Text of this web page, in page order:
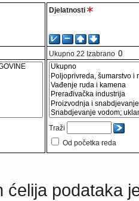
Djelatnosti
Ukupno 22 Izabrano
Traži
Od početka reda
ćelija podataka